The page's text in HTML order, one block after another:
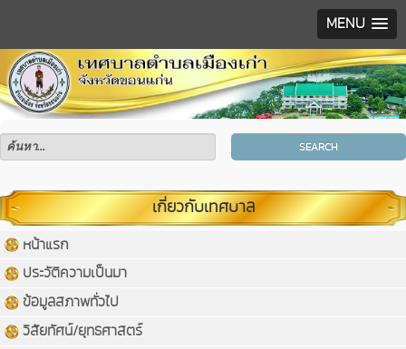
MENU
SEARCH
เกี่ยวกับเทศบาล
หน้าแรก
ประวัติความเป็นมา
ข้อมูลสภาพทั่วไป
วิสัยทัศน์/ยุทธศาสตร์